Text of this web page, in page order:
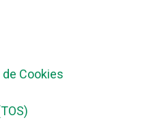
Cookies